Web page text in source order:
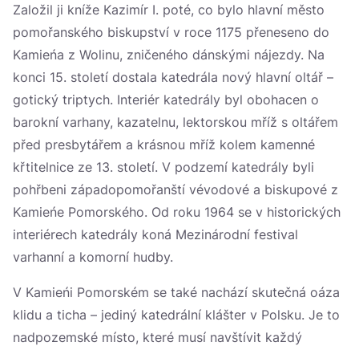
Založil ji kníže Kazimír I. poté, co bylo hlavní město
pomořanského biskupství v roce 1175 přeneseno do
Kamieńa z Wolinu, zničeného dánskými nájezdy. Na
konci 15. století dostala katedrála nový hlavní oltář –
gotický triptych. Interiér katedrály byl obohacen o
barokní varhany, kazatelnu, lektorskou mříž s oltářem
před presbytářem a krásnou mříž kolem kamenné
křtitelnice ze 13. století. V podzemí katedrály byli
pohřbeni západopomořanští vévodové a biskupové z
Kamieńe Pomorského. Od roku 1964 se v historických
interiérech katedrály koná Mezinárodní festival
varhanní a komorní hudby.
V Kamieńi Pomorském se také nachází skutečná oáza
klidu a ticha – jediný katedrální klášter v Polsku. Je to
nadpozemské místo, které musí navštívit každý